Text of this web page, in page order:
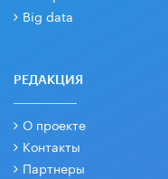
Big data
РЕДАКЦИЯ
О проекте
Контакты
Партнеры